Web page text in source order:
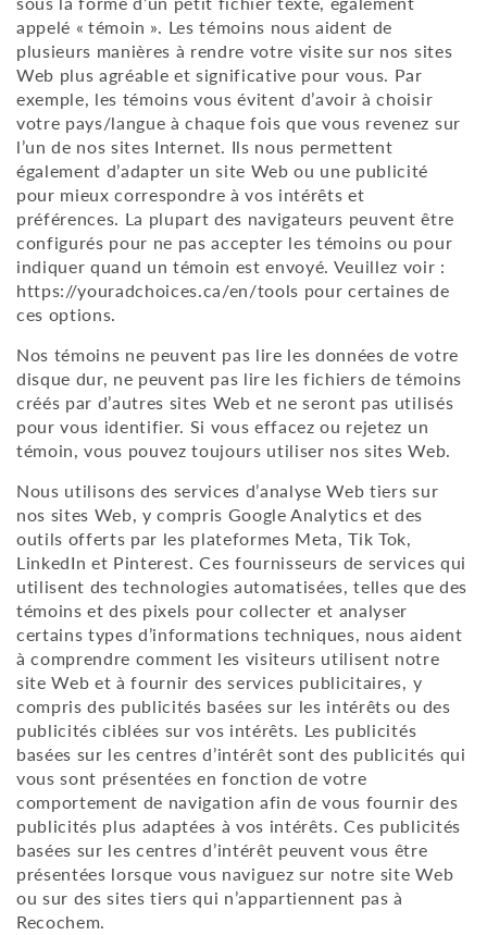
appelé « témoin ». Les témoins nous aident de
plusieurs manières à rendre votre visite sur nos sites
Web plus agréable et significative pour vous. Par
exemple, les témoins vous évitent d’avoir à choisir
votre pays/langue à chaque fois que vous revenez sur
l’un de nos sites Internet. Ils nous permettent
également d’adapter un site Web ou une publicité
pour mieux correspondre à vos intérêts et
préférences. La plupart des navigateurs peuvent être
configurés pour ne pas accepter les témoins ou pour
indiquer quand un témoin est envoyé. Veuillez voir :
https://youradchoices.ca/en/tools pour certaines de
ces options.
Nos témoins ne peuvent pas lire les données de votre
disque dur, ne peuvent pas lire les fichiers de témoins
créés par d’autres sites Web et ne seront pas utilisés
pour vous identifier. Si vous effacez ou rejetez un
témoin, vous pouvez toujours utiliser nos sites Web.
Nous utilisons des services d’analyse Web tiers sur
nos sites Web, y compris Google Analytics et des
outils offerts par les plateformes Meta, Tik Tok,
LinkedIn et Pinterest. Ces fournisseurs de services qui
utilisent des technologies automatisées, telles que des
témoins et des pixels pour collecter et analyser
certains types d’informations techniques, nous aident
à comprendre comment les visiteurs utilisent notre
site Web et à fournir des services publicitaires, y
compris des publicités basées sur les intérêts ou des
publicités ciblées sur vos intérêts. Les publicités
basées sur les centres d’intérêt sont des publicités qui
vous sont présentées en fonction de votre
comportement de navigation afin de vous fournir des
publicités plus adaptées à vos intérêts. Ces publicités
basées sur les centres d’intérêt peuvent vous être
présentées lorsque vous naviguez sur notre site Web
ou sur des sites tiers qui n’appartiennent pas à
Recochem.